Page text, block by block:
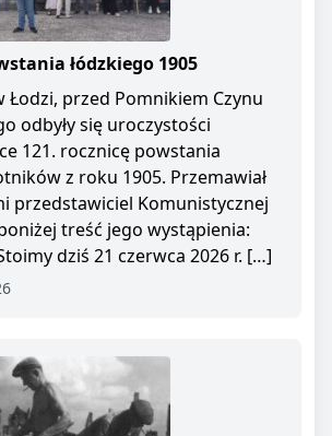
łódzkiego 1905
Łodzi, przed Pomnikiem Czynu
odbyły się uroczystości
121. rocznicę powstania
z roku 1905. Przemawiał
przedstawiciel Komunistycznej
treść jego wystąpienia:
dziś 21 czerwca 2026 r. […]